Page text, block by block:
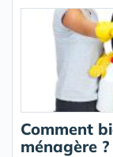
Comment
ménagère ?